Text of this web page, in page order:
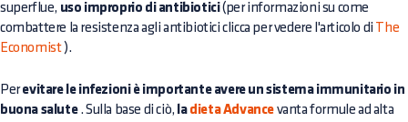
superflue, uso improprio di antibiotici(per informazioni su come
combattere la resistenza agli antibiotici clicca per vedere l'articolo di The
Economist).
Perevitare le infezioni è importante avere un sistema immunitario in
buona salute. Sulla base di ciò, ladieta Advance vanta formule ad alta